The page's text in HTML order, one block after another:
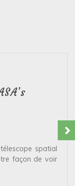
spatial
façon de voir